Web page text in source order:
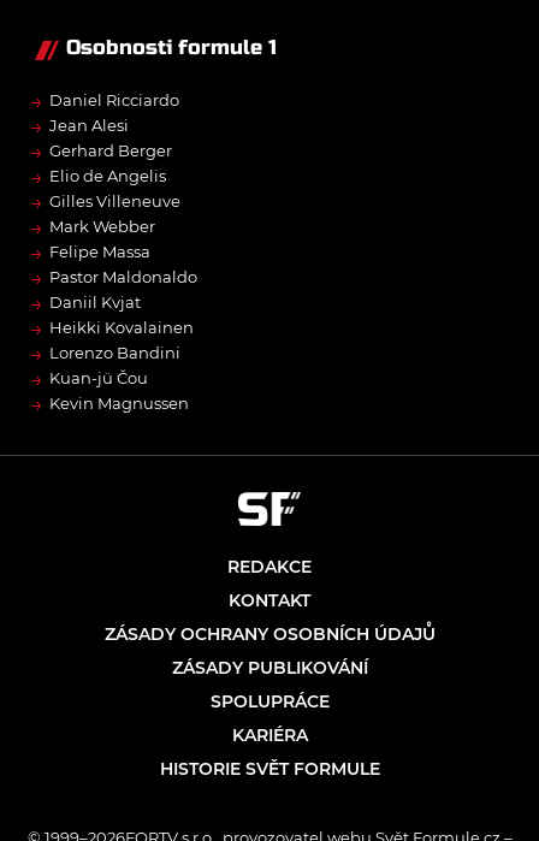
Osobnosti formule 1
→ Daniel Ricciardo
→ Jean Alesi
→ Gerhard Berger
→ Elio de Angelis
→ Gilles Villeneuve
→ Mark Webber
→ Felipe Massa
→ Pastor Maldonaldo
→ Daniil Kvjat
→ Heikki Kovalainen
→ Lorenzo Bandini
→ Kuan-jü Čou
→ Kevin Magnussen
REDAKCE
KONTAKT
ZÁSADY OCHRANY OSOBNÍCH ÚDAJŮ
ZÁSADY PUBLIKOVÁNÍ
SPOLUPRÁCE
KARIÉRA
HISTORIE SVĚT FORMULE